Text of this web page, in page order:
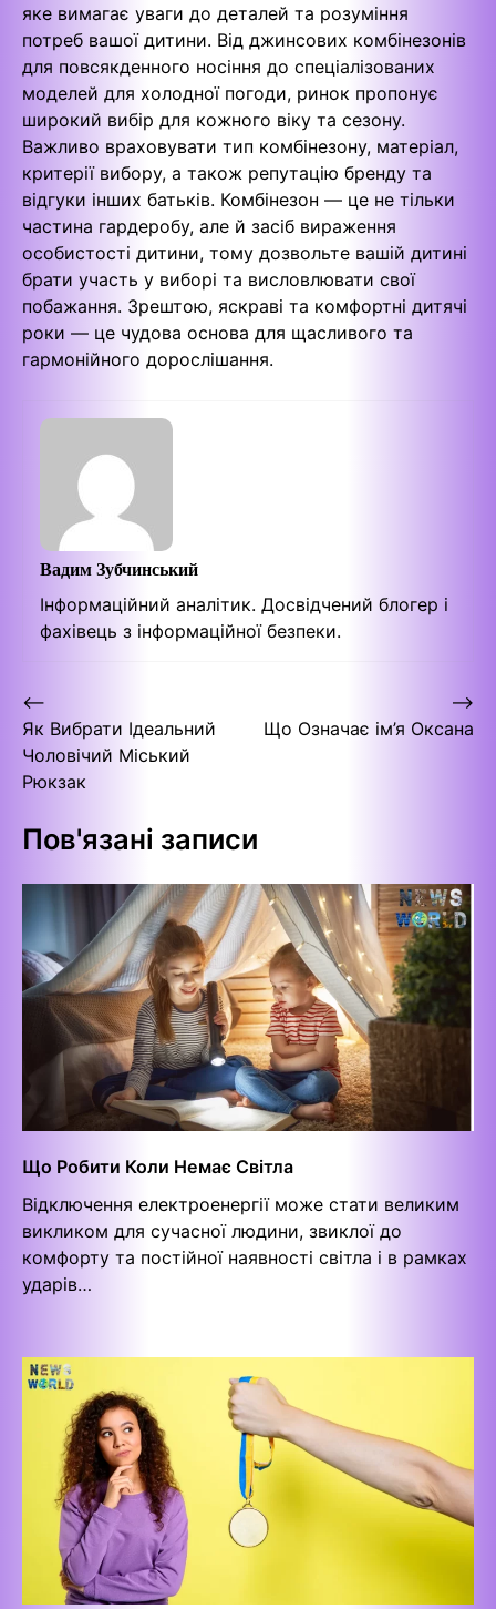
яке вимагає уваги до деталей та розуміння
потреб вашої дитини. Від джинсових комбінезонів
для повсякденного носіння до спеціалізованих
моделей для холодної погоди, ринок пропонує
широкий вибір для кожного віку та сезону.
Важливо враховувати тип комбінезону, матеріал,
критерії вибору, а також репутацію бренду та
відгуки інших батьків. Комбінезон — це не тільки
частина гардеробу, але й засіб вираження
особистості дитини, тому дозвольте вашій дитині
брати участь у виборі та висловлювати свої
побажання. Зрештою, яскраві та комфортні дитячі
роки — це чудова основа для щасливого та
гармонійного дорослішання.
Вадим Зубчинський
Інформаційний аналітик. Досвідчений блогер і
фахівець з інформаційної безпеки.
Навігація
записів
⟵
Як Вибрати Ідеальний
Чоловічий Міський
Рюкзак
Що Означає ім’я Оксана
⟶
Пов'язані записи
Що Робити Коли Немає Світла
Відключення електроенергії може стати великим
викликом для сучасної людини, звиклої до
комфорту та постійної наявності світла і в рамках
ударів…